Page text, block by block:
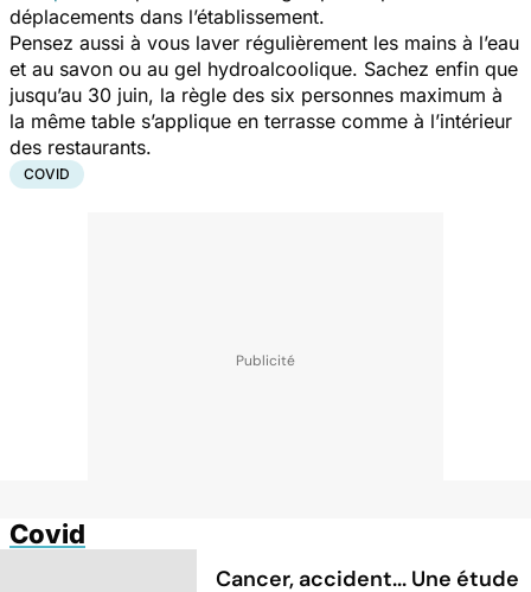
déplacements dans l’établissement.
Pensez aussi à vous laver régulièrement les mains à l’eau
et au savon ou au gel hydroalcoolique. Sachez enfin que
jusqu’au 30 juin, la règle des six personnes maximum à
la même table s’applique en terrasse comme à l’intérieur
des restaurants.
COVID
Covid
Cancer, accident... Une étude